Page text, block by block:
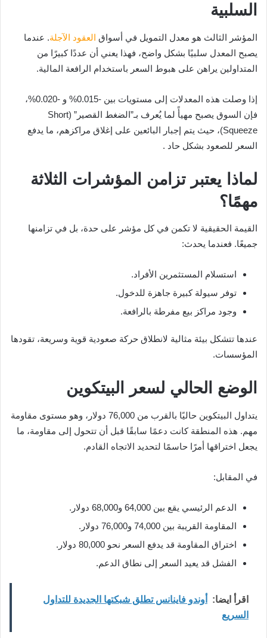
السلبية
المؤشر الثالث هو معدل التمويل في أسواق العقود الآجلة. عندما
يصبح المعدل سلبيًا بشكل واضح، فهذا يعني أن عددًا كبيرًا من
المتداولين يراهن على هبوط السعر باستخدام الرافعة المالية.
إذا وصلت هذه المعدلات إلى مستويات بين -0.015% و -0.020%،
فإن السوق يصبح مهيأً لما يُعرف بـ”الضغط القصير” (Short
Squeeze)، حيث يتم إجبار البائعين على إغلاق مراكزهم، ما يدفع
السعر للصعود بشكل حاد .
لماذا يعتبر تزامن المؤشرات الثلاثة
مهمًا؟
القيمة الحقيقية لا تكمن في كل مؤشر على حدة، بل في تزامنها
جميعًا. فعندما يحدث:
استسلام المستثمرين الأفراد.
توفر سيولة كبيرة جاهزة للدخول.
وجود مراكز بيع مفرطة بالرافعة.
عندها تتشكل بيئة مثالية لانطلاق حركة صعودية قوية وسريعة، تقودها
المؤسسات.
الوضع الحالي لسعر البيتكوين
يتداول البيتكوين حاليًا بالقرب من 76,000 دولار، وهو مستوى مقاومة
مهم. هذه المنطقة كانت دعمًا سابقًا قبل أن تتحول إلى مقاومة، ما
يجعل اختراقها أمرًا حاسمًا لتحديد الاتجاه القادم.
في المقابل:
الدعم الرئيسي يقع بين 64,000 و68,000 دولار.
المقاومة القريبة بين 74,000 و76,000 دولار.
اختراق المقاومة قد يدفع السعر نحو 80,000 دولار.
الفشل قد يعيد السعر إلى نطاق الدعم.
اقرأ ايضا:
أوندو فاينانس تطلق شبكتها الجديدة للتداول
السريع